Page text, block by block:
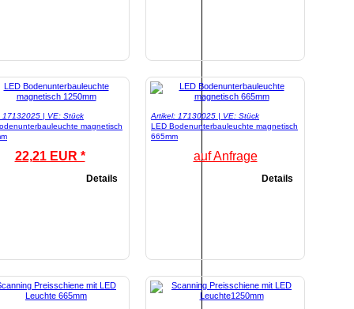
17132025 | VE: Stück
magnetisch
22,21 EUR *
Details
Artikel: 17130025 | VE: Stück
LED Bodenunterbauleuchte magnetisch
665mm
auf Anfrage
Details